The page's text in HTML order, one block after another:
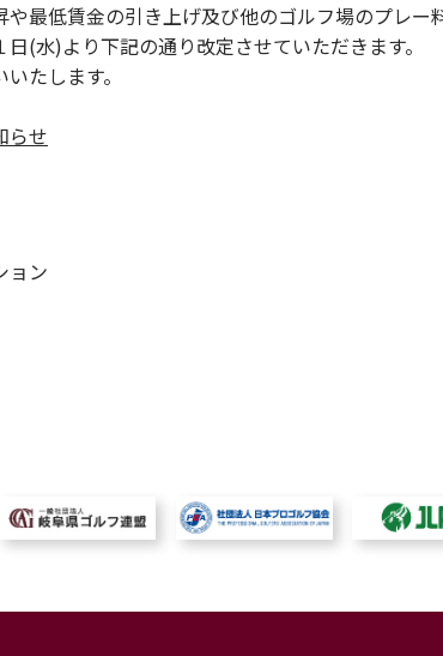
や最低賃金の引き上げ及び他のゴルフ場のプレー
(水)より下記の通り改定させていただきます。
たします。
らせ
ョン